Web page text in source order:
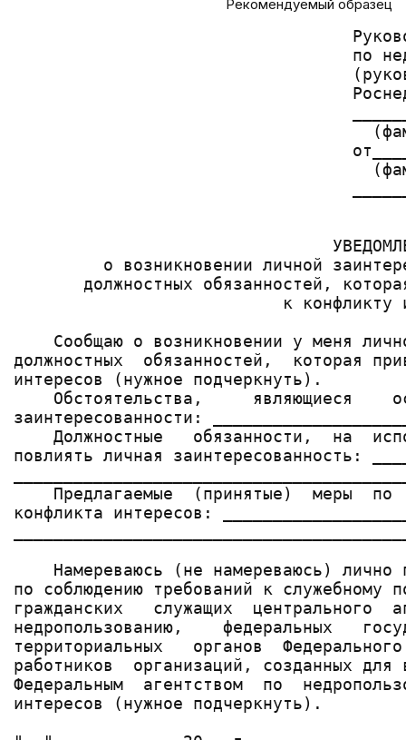
Рекомендуемый образец
по
о возникновении личной
должностных обязанностей,
к конфликту
Сообщаю о возникновении у меня
должностных  обязанностей,  которая
интересов (нужное подчеркнуть).
Обстоятельства,     являющиеся
заинтересованности:
Должностные   обязанности,  на
повлиять личная заинтересованность:
Предлагаемые  (принятые)  меры  по
конфликта интересов:
Намереваюсь (не намереваюсь) лично
по соблюдению требований к служебному
гражданских   служащих  центрального
недропользованию,    федеральных
территориальных   органов
работников  организаций, созданных для
Федеральным  агентством  по
интересов (нужное подчеркнуть).